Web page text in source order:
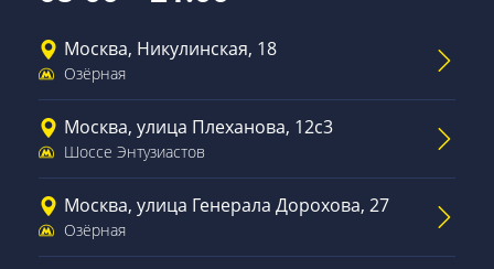
Москва, Никулинская, 18
Озёрная
Москва, улица Плеханова, 12с3
Шоссе Энтузиастов
Москва, улица Генерала Дорохова, 27
Озёрная